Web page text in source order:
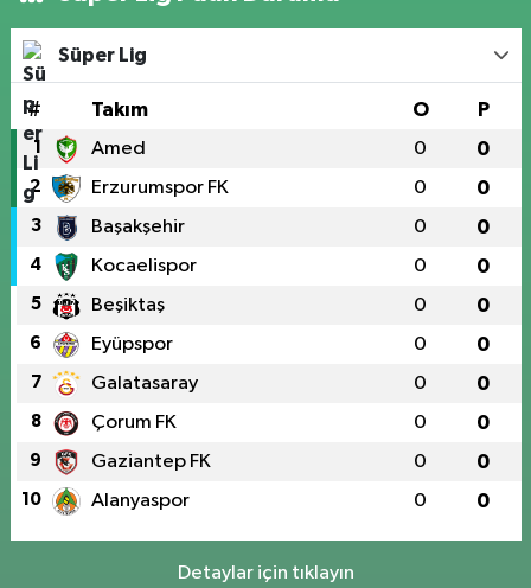
Süper Lig
# Takım O P
1 Amed 0 0
2 Erzurumspor FK 0 0
3 Başakşehir 0 0
4 Kocaelispor 0 0
5 Beşiktaş 0 0
6 Eyüpspor 0 0
7 Galatasaray 0 0
8 Çorum FK 0 0
9 Gaziantep FK 0 0
10 Alanyaspor 0 0
Detaylar için tıklayın